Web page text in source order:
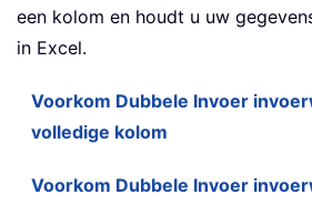
een kolom en houdt u uw
in Excel.
Voorkom Dubbele Invoer
volledige kolom
Voorkom Dubbele Invoer